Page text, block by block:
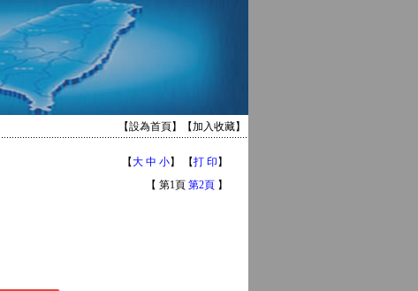
【設為首頁】【加入收藏】
【大 中 小】 【打 印 】
【 第1頁 第2頁 】